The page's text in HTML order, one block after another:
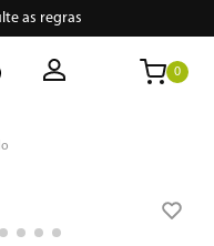
as regras
0